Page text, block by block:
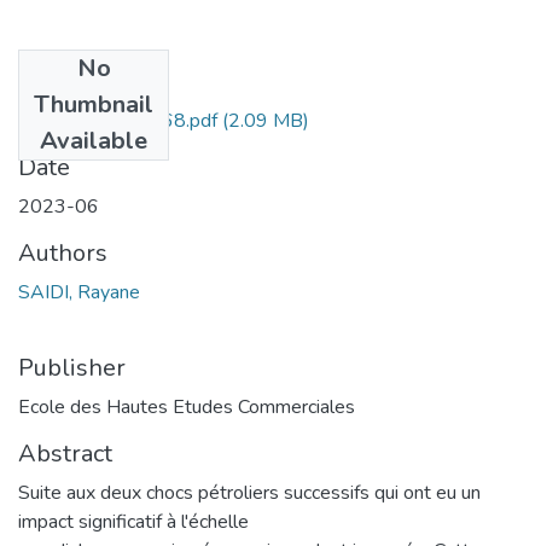
No
Thumbnail
Available
Rayane SAIDI -168.pdf(2.09 MB)
Date
2023-06
Authors
SAIDI, Rayane
Publisher
Ecole des Hautes Etudes Commerciales
Abstract
Suite aux deux chocs pétroliers successifs qui ont eu un
impact significatif à l'échelle